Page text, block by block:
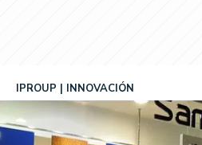
IPROUP INNOVACIÓN